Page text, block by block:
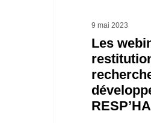
développement
RESP’HAIES
9 mai 2023
Les